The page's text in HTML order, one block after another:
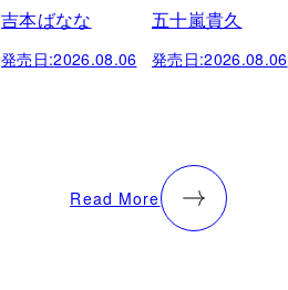
吉本ばなな
発売日:2026.08.06
五十嵐貴久
発売日:2026.08.06
Read More